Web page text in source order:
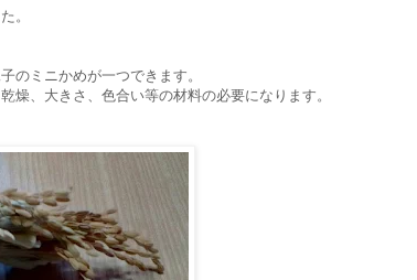
。
のミニかめが一つできます。
燥、大きさ、色合い等の材料の必要になります。